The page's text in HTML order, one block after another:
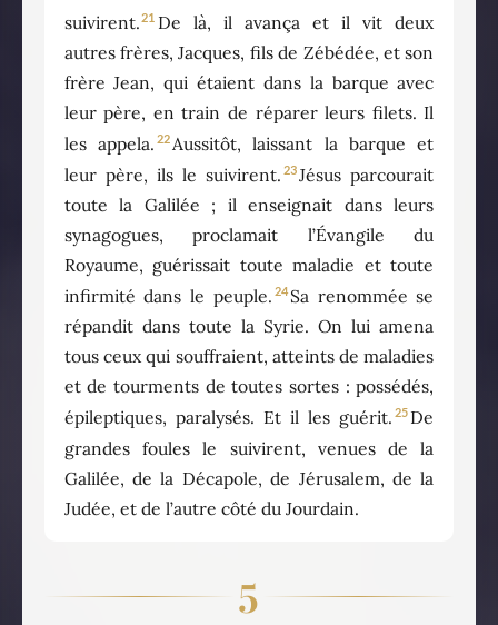
suivirent.21 De là, il avança et il vit deux
autres frères, Jacques, fils de Zébédée, et son
frère Jean, qui étaient dans la barque avec
leur père, en train de réparer leurs filets. Il
les appela. 22Aussitôt, laissant la barque et
leur père, ils le suivirent. 23Jésus parcourait
toute la Galilée ; il enseignait dans leurs
synagogues, proclamait l’Évangile du
Royaume, guérissait toute maladie et toute
infirmité dans le peuple. 24 Sa renommée se
répandit dans toute la Syrie. On lui amena
tous ceux qui souffraient, atteints de maladies
et de tourments de toutes sortes : possédés,
épileptiques, paralysés. Et il les guérit. 25 De
grandes foules le suivirent, venues de la
Galilée, de la Décapole, de Jérusalem, de la
Judée, et de l’autre côté du Jourdain.
5